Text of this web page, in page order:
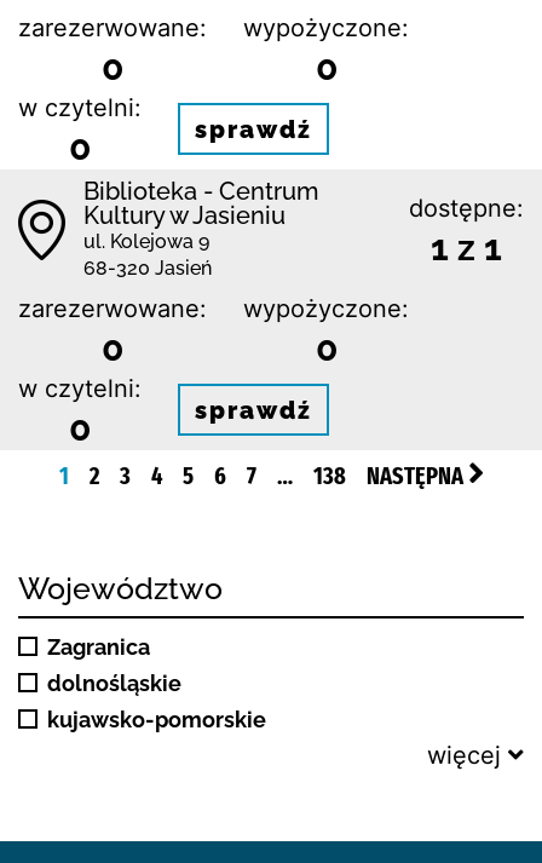
zarezerwowane:
0
wypożyczone:
0
w czytelni:
0 sprawdź
Biblioteka - Centrum
Kultury w Jasieniu
ul. Kolejowa 9
68-320 Jasień
dostępne:
1 z 1
zarezerwowane:
0
wypożyczone:
0
w czytelni:
0 sprawdź
1 2 3 4 5 6 7 … 138 NASTĘPNA
Województwo
Zagranica
dolnośląskie
kujawsko-pomorskie
więcej